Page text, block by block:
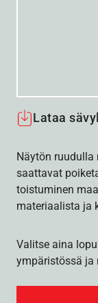
Lataa
Näytön
saattavat
toistuminen
materiaalista ja
Valitse aina
ympäristössä ja